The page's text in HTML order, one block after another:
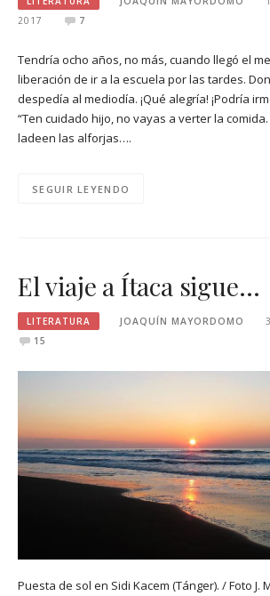
2017
7
Tendría ocho años, no más, cuando llegó el
liberación de ir a la escuela por las tardes.
despedía al mediodía. ¡Qué alegría! ¡Podría
“Ten cuidado hijo, no vayas a verter la
ladeen las alforjas….
SEGUIR LEYENDO
El viaje a Ítaca sigue…
LITERATURA JOAQUÍN MAYORDOMO
15
Puesta de sol en Sidi Kacem (Tánger). / Foto J.